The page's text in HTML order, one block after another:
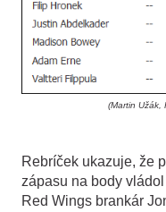
(Martin Užák,
Rebríček ukazuje, že
zápasu na body
Red Wings brankár